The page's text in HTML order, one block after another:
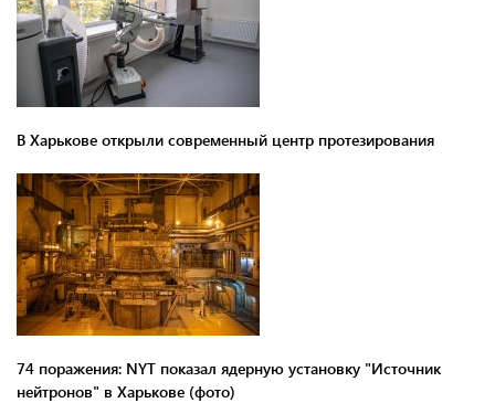
В Харькове открыли современный центр протезирования
74 поражения: NYT показал ядерную установку "Источник
нейтронов" в Харькове (фото)